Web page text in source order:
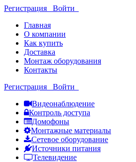
Регистрация Войти
Главная
О компании
Как купить
Доставка
Монтаж оборудования
Контакты
Регистрация Войти
Видеонаблюдение
Контроль доступа
Домофоны
Монтажные материалы
Сетевое оборудование
Источники питания
Телевидение